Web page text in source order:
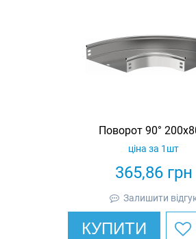
Поворот 90°
365,86грн
ціна за 1шт
Залишити
КУПИТИ